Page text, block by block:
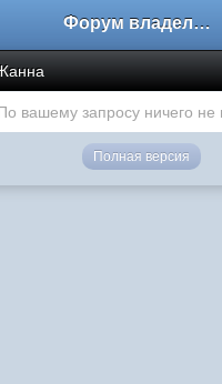
Форум владельцев интернет-магазинов
вашему запросу ничего не
Полная версия